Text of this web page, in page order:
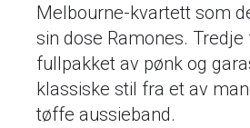
Melbourne-kvartett som
sin dose Ramones.
fullpakket av pønk og
klassiske stil fra et av
tøffe aussieband.